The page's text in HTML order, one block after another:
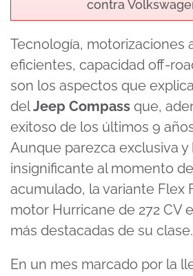
contra
Tecnología, motorizaciones
eficientes, capacidad off-
son los aspectos que
delJeep Compass que,
exitoso de los últimos 9
Aunque parezca exclusiva y
insignificante al momento
acumulado, la variante Flex
motor Hurricane de 272 CV
más destacadas de su clase.
En un mes marcado por la